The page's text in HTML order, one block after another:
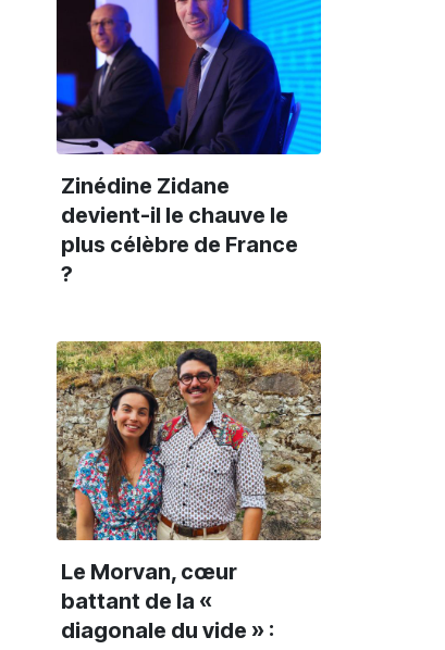
50 min
REGARDS CROISÉS
Une saison 2026-
2027 qui se veut
colorée à La
Maison à Nevers
19 min
REGARDS CROISÉS
Gaya Jiji réalise un
raconter l'exil
avec «
L'Étrangère »
Zinédine Zidane
devient-il le chauve le
plus célèbre de France
?
Le Morvan, cœur
battant de la «
diagonale du vide » :